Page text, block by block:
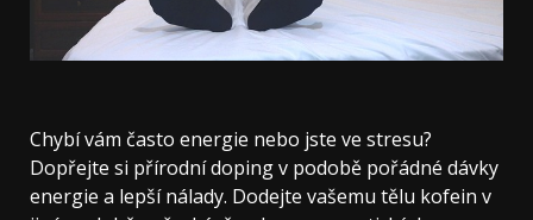
Chybí vám často energie nebo jste ve stresu?
Dopřejte si přírodní doping v podobě pořádné dávky
energie a lepší nálady. Dodejte vašemu tělu kofein v